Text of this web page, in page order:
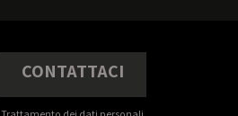
CONTATTACI